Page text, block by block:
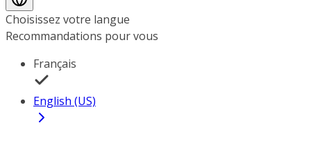
Choisissez votre langue
Recommandations pour vous
Français
English (US)